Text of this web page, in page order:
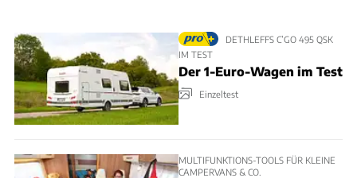
DETHLEFFS C’GO 495 QSK
IM TEST
Der 1-Euro-Wagen im Test
Einzeltest
MULTIFUNKTIONS-TOOLS FÜR KLEINE
CAMPERVANS & CO.